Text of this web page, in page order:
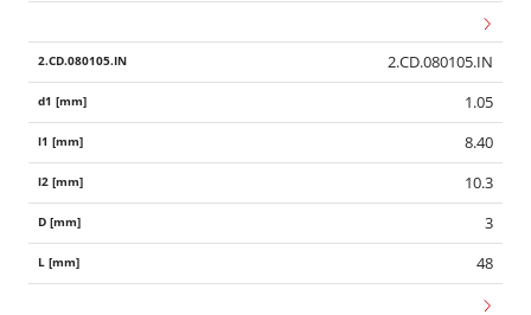
2.CD.080105.IN
1.05
8.40
10.3
3
48